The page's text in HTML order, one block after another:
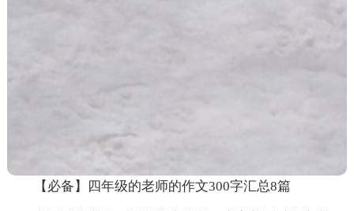
【必备】四年级的老师的作文300字汇总8篇